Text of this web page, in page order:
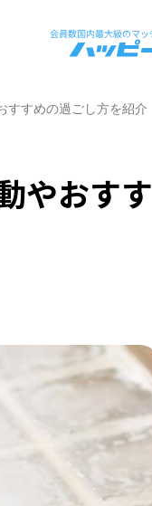
すすめの過ごし方を紹介
やおすす